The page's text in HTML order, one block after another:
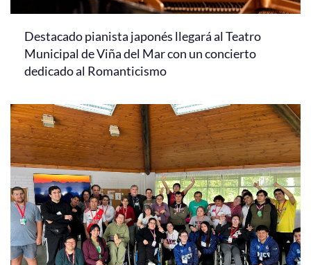
Destacado pianista japonés llegará al Teatro
Municipal de Viña del Mar con un concierto
dedicado al Romanticismo